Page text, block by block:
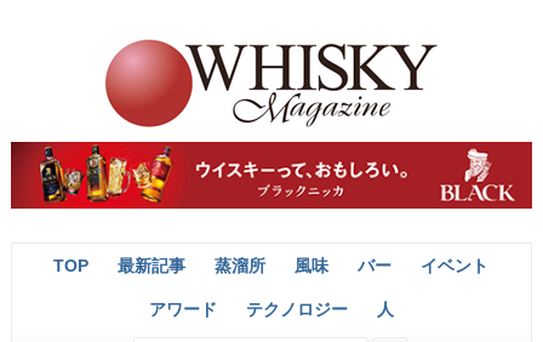
TOP 最新記事 蒸溜所 風味 バー イベント
アワード テクノロジー 人